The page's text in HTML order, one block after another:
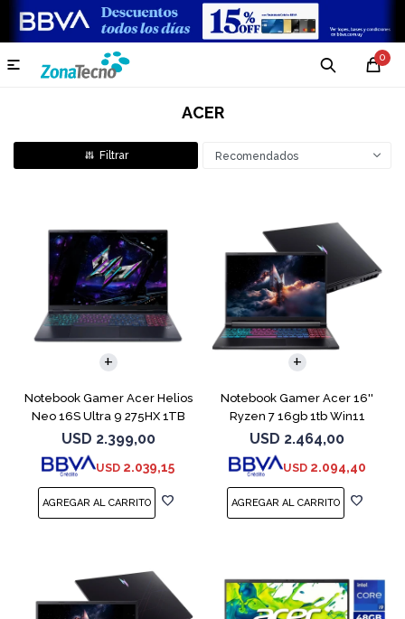
0

ACER
Recomendados
Notebook Gamer Acer Helios
Neo 16S Ultra 9 275HX 1TB
5060
USD 2.399,00
USD 2.039,15
Notebook Gamer Acer 16''
Ryzen 7 16gb 1tb Win11
Rtx5070
USD 2.464,00
USD 2.094,40
COMPARAR